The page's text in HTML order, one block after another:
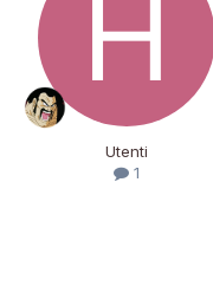
Utenti
1